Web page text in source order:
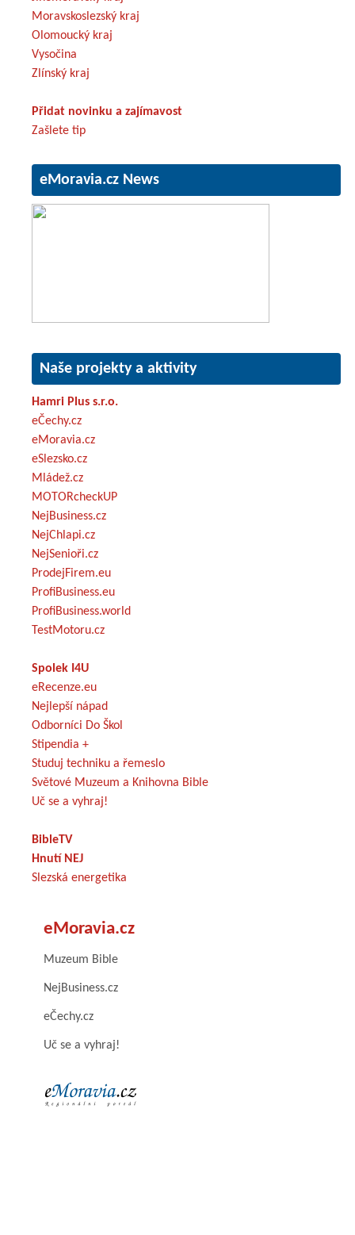
Moravskoslezský kraj
Olomoucký kraj
Vysočina
Zlínský kraj
Přidat novinku a zajímavost
Zašlete tip
eMoravia.cz News
Naše projekty a aktivity
Hamri Plus s.r.o.
eČechy.cz
eMoravia.cz
eSlezsko.cz
Mládež.cz
MOTORcheckUP
NejBusiness.cz
NejChlapi.cz
NejSenioři.cz
ProdejFirem.eu
ProfiBusiness.eu
ProfiBusiness.world
TestMotoru.cz
Spolek I4U
eRecenze.eu
Nejlepší nápad
Odborníci Do Škol
Stipendia +
Studuj techniku a řemeslo
Světové Muzeum a Knihovna Bible
Uč se a vyhraj!
BibleTV
Hnutí NEJ
Slezská energetika
eMoravia.cz
Muzeum Bible
NejBusiness.cz
eČechy.cz
Uč se a vyhraj!